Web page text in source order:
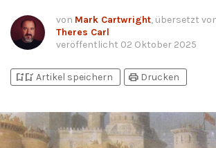
von Mark Cartwright, übersetzt
Theres Carl
veröffentlicht 02 Oktober 2025
bookmark_addbookmark_added Artikel speichern print Drucken